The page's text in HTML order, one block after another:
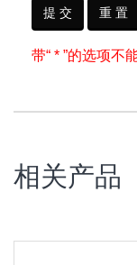
提 交 重 置
带“ * ”的选项不
相关产品